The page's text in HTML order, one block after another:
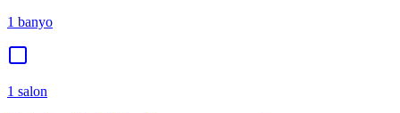
1 banyo
1 salon